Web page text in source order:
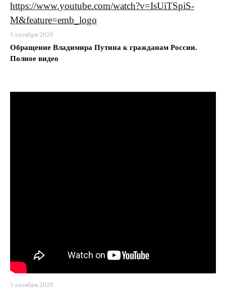
https://www.youtube.com/watch?v=IsUiTSpiS-
M&feature=emb_logo
1 октября 2020
Обращение Владимира Путина к гражданам России.
Полное видео
1 октября 2020